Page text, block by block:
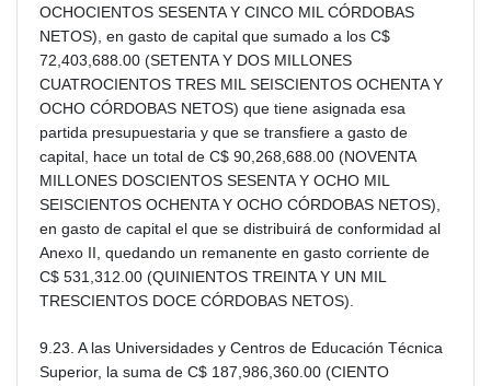
OCHOCIENTOS SESENTA Y CINCO MIL CÓRDOBAS
NETOS), en gasto de capital que sumado a los C$
72,403,688.00 (SETENTA Y DOS MILLONES
CUATROCIENTOS TRES MIL SEISCIENTOS OCHENTA Y
OCHO CÓRDOBAS NETOS) que tiene asignada esa
partida presupuestaria y que se transfiere a gasto de
capital, hace un total de C$ 90,268,688.00 (NOVENTA
MILLONES DOSCIENTOS SESENTA Y OCHO MIL
SEISCIENTOS OCHENTA Y OCHO CÓRDOBAS NETOS),
en gasto de capital el que se distribuirá de conformidad al
Anexo II, quedando un remanente en gasto corriente de
C$ 531,312.00 (QUINIENTOS TREINTA Y UN MIL
TRESCIENTOS DOCE CÓRDOBAS NETOS).
9.23. A las Universidades y Centros de Educación Técnica
Superior, la suma de C$ 187,986,360.00 (CIENTO